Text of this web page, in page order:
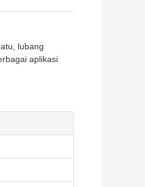
lubang
aplikasi